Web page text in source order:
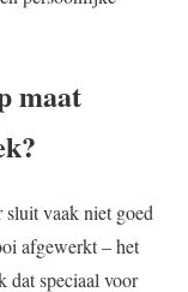
maat
vaak niet goed
afgewerkt – het
dat speciaal voor